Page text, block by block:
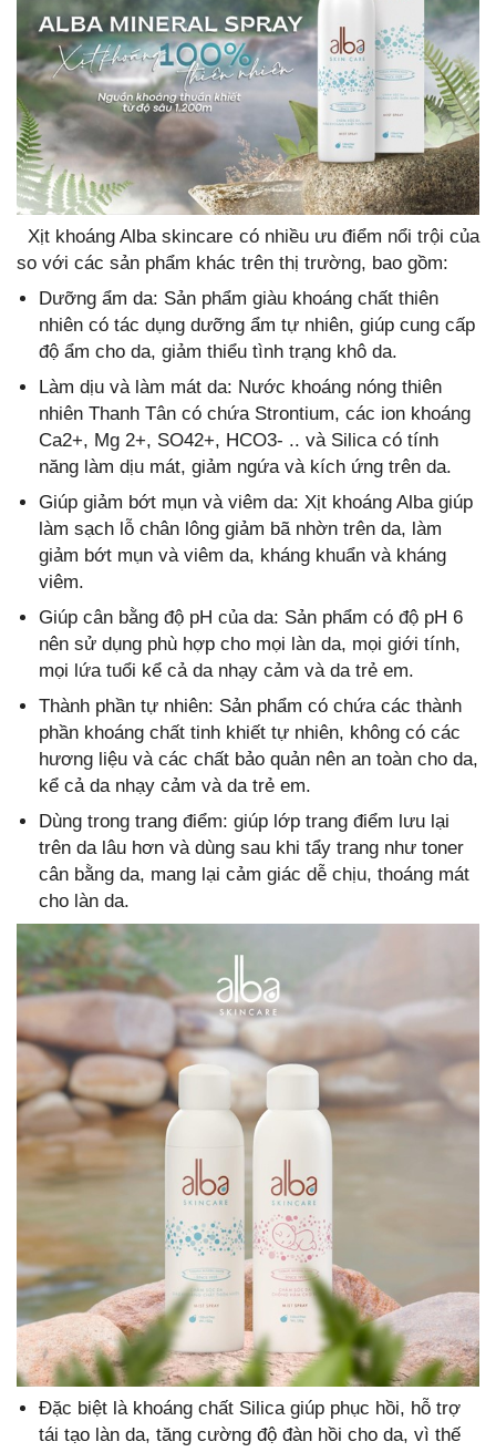
Xịt khoáng Alba skincare có nhiều ưu điểm nổi trội của
so với các sản phẩm khác trên thị trường, bao gồm:
Dưỡng ẩm da: Sản phẩm giàu khoáng chất thiên
nhiên có tác dụng dưỡng ẩm tự nhiên, giúp cung cấp
độ ẩm cho da, giảm thiểu tình trạng khô da.
Làm dịu và làm mát da: Nước khoáng nóng thiên
nhiên Thanh Tân có chứa Strontium, các ion khoáng
Ca2+, Mg 2+, SO42+, HCO3- .. và Silica có tính
năng làm dịu mát, giảm ngứa và kích ứng trên da.
Giúp giảm bớt mụn và viêm da: Xịt khoáng Alba giúp
làm sạch lỗ chân lông giảm bã nhờn trên da, làm
giảm bớt mụn và viêm da, kháng khuẩn và kháng
viêm.
Giúp cân bằng độ pH của da: Sản phẩm có độ pH 6
nên sử dụng phù hợp cho mọi làn da, mọi giới tính,
mọi lứa tuổi kể cả da nhạy cảm và da trẻ em.
Thành phần tự nhiên: Sản phẩm có chứa các thành
phần khoáng chất tinh khiết tự nhiên, không có các
hương liệu và các chất bảo quản nên an toàn cho da,
kể cả da nhạy cảm và da trẻ em.
Dùng trong trang điểm: giúp lớp trang điểm lưu lại
trên da lâu hơn và dùng sau khi tẩy trang như toner
cân bằng da, mang lại cảm giác dễ chịu, thoáng mát
cho làn da.
Đặc biệt là khoáng chất Silica giúp phục hồi, hỗ trợ
tái tạo làn da, tăng cường độ đàn hồi cho da, vì thế